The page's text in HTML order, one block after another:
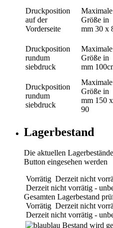
Druckposition
auf der
Vorderseite
Maximale
Größe in
mm 30 x
Druckposition
rundum
siebdruck
Maximale
Größe in
mm
Druckposition
rundum
siebdruck
Maximale
Größe in
mm 150 x
90
Lagerbestand
Die aktuellen
Button eingesehen werden
Vorrätig Derzeit nicht
Derzeit nicht vorrätig -
Gesamten Lagerbestand
Vorrätig Derzeit nicht
Derzeit nicht vorrätig -
blau Bestand wird